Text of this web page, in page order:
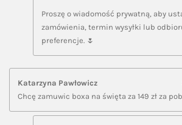
Proszę o wiadomość prywatną, aby
zamówienia, termin wysyłki lub
preferencje. 🌷
Katarzyna Pawłowicz
Chcę zamuwic boxa na święta za 149 zł za